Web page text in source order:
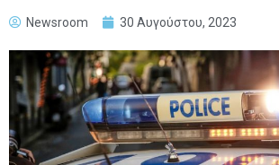
Newsroom 30 Αυγούστου, 2023